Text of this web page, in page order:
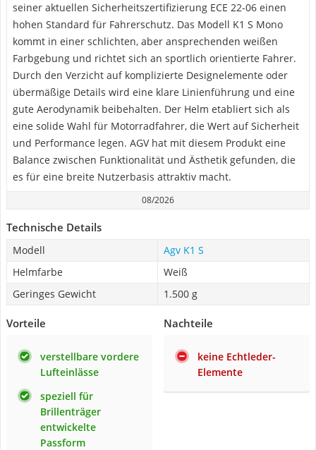
seiner aktuellen Sicherheitszertifizierung ECE 22-06 einen
hohen Standard für Fahrerschutz. Das Modell K1 S Mono
kommt in einer schlichten, aber ansprechenden weißen
Farbgebung und richtet sich an sportlich orientierte Fahrer.
Durch den Verzicht auf komplizierte Designelemente oder
übermäßige Details wird eine klare Linienführung und eine
gute Aerodynamik beibehalten. Der Helm etabliert sich als
eine solide Wahl für Motorradfahrer, die Wert auf Sicherheit
und Performance legen. AGV hat mit diesem Produkt eine
Balance zwischen Funktionalität und Ästhetik gefunden, die
es für eine breite Nutzerbasis attraktiv macht.
08/2026
Technische Details
Modell
Agv K1 S
Helmfarbe
Weiß
Geringes Gewicht
1.500 g
Vorteile
verstellbare vordere
Lufteinlässe
speziell für
Brillenträger
entwickelte
Passform
Nachteile
keine Echtleder-
Elemente